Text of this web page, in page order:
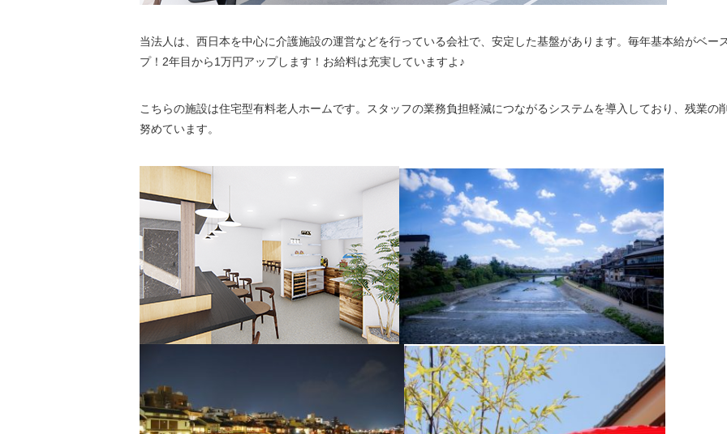
当法人は、西日本を中心に介護施設の運営などを行っている会社で、安定した基盤があります。毎年基本給がベー
プ！2年目から1万円アップします！お給料は充実していますよ♪
こちらの施設は住宅型有料老人ホームです。スタッフの業務負担軽減につながるシステムを導入しており、残業の
努めています。